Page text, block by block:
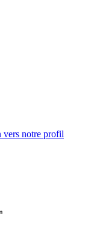
vers notre profil